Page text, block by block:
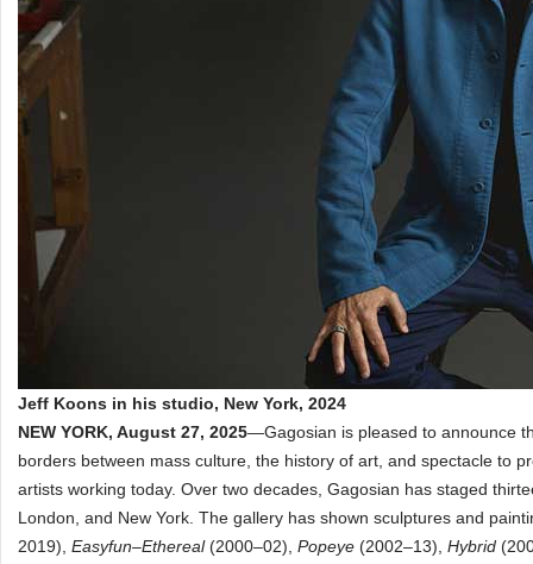
Jeff Koons in his studio, New York, 2024
NEW YORK, August 27, 2025—Gagosian is pleased to announce
borders between mass culture, the history of art, and spectacle to
artists working today. Over two decades, Gagosian has staged
London, and New York. The gallery has shown sculptures and
2019), Easyfun–Ethereal(2000–02), Popeye (2002–13), Hybrid